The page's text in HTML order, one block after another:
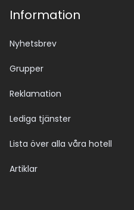
Information
Nyhetsbrev
Grupper
Reklamation
Lediga tjänster
Lista över alla våra hotell
Artiklar